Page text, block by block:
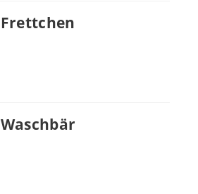
Frettchen
Waschbär